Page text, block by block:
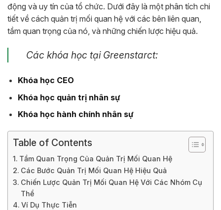
động và uy tín của tổ chức. Dưới đây là một phân tích chi
tiết về cách quản trị mối quan hệ với các bên liên quan,
tầm quan trọng của nó, và những chiến lược hiệu quả.
Các khóa học tại Greenstarct:
Khóa học CEO
Khóa học quản trị nhân sự
Khóa học hành chính nhân sự
Table of Contents
Tầm Quan Trọng Của Quản Trị Mối Quan Hệ
Các Bước Quản Trị Mối Quan Hệ Hiệu Quả
Chiến Lược Quản Trị Mối Quan Hệ Với Các Nhóm Cụ
Thể
Ví Dụ Thực Tiễn